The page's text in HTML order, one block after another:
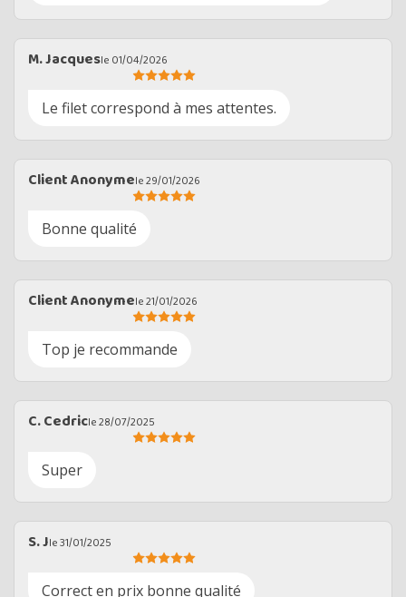
M. Jacquesle 01/04/2026
Le filet correspond à mes attentes.
Client Anonymele 29/01/2026
Bonne qualité
Client Anonymele 21/01/2026
Top je recommande
C. Cedricle 28/07/2025
Super
S. Jle 31/01/2025
Correct en prix bonne qualité